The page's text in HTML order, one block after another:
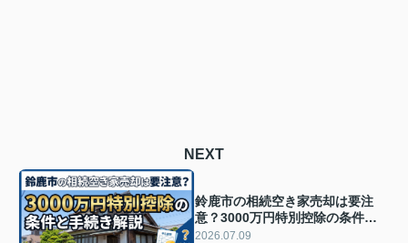
NEXT
鈴鹿市の相続空き家売却は要注
意？3000万円特別控除の条件と
手続き解説
2026.07.09